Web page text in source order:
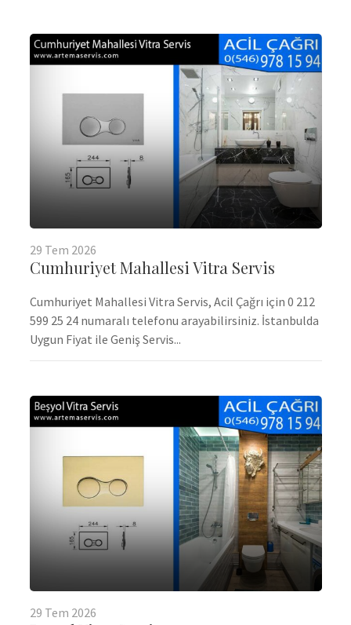
29 Tem 2026
Cumhuriyet Mahallesi Vitra Servis
Cumhuriyet Mahallesi Vitra Servis, Acil Çağrı için 0 212
599 25 24 numaralı telefonu arayabilirsiniz. İstanbulda
Uygun Fiyat ile Geniş Servis...
29 Tem 2026